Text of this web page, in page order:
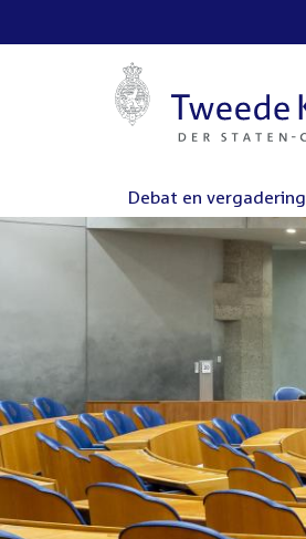
Debat en vergadering